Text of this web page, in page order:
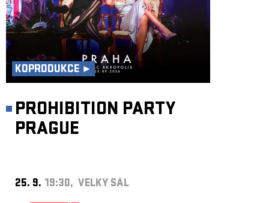
KOPRODUKCE ►
PROHIBITION PARTY
PRAGUE
25. 9. 19:30, VELKÝ SÁL